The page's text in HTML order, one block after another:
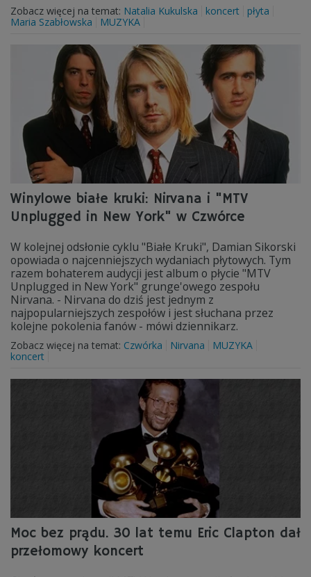
Zobacz więcej na temat: Natalia Kukulska koncert
płyta
Maria Szabłowska
MUZYKA
Winylowe białe kruki: Nirvana i "MTV
Unplugged in New York" w Czwórce
W kolejnej odsłonie cyklu "Białe Kruki", Damian Sikorski
opowiada o najcenniejszych wydaniach płytowych. Tym
razem bohaterem audycji jest album o płycie "MTV
Unplugged in New York" grunge'owego zespołu
Nirvana.​ - Nirvana do dziś jest jednym z
najpopularniejszych zespołów i jest słuchana przez
kolejne pokolenia fanów - mówi dziennikarz.
Zobacz więcej na temat: Czwórka Nirvana
MUZYKA
koncert
Moc bez prądu. 30 lat temu Eric Clapton dał
przełomowy koncert